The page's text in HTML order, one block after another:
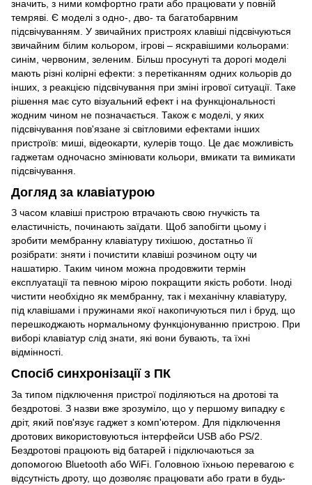
значить, з ними комфортно грати або працювати у повній
темряві. Є моделі з одно-, дво- та багатобарвним
підсвічуванням. У звичайних пристроях клавіші підсвічуються
звичайним білим кольором, ігрові – яскравішими кольорами:
синім, червоним, зеленим. Більш просунуті та дорогі моделі
мають різні колірні ефекти: з перетіканням одних кольорів до
інших, з реакцією підсвічування при зміні ігрової ситуації. Таке
рішення має суто візуальний ефект і на функціональності
жодним чином не позначається. Також є моделі, у яких
підсвічування пов'язане зі світловими ефектами інших
пристроїв: миші, відеокарти, кулерів тощо. Це дає можливість
гаджетам одночасно змінювати кольори, вмикати та вимикати
підсвічування.
Догляд за клавіатурою
З часом клавіші пристрою втрачають свою гнучкість та
еластичність, починають заїдати. Щоб запобігти цьому і
зробити мембранну клавіатуру тихішою, достатньо її
розібрати: зняти і почистити клавіші розчином оцту чи
нашатирю. Таким чином можна продовжити термін
експлуатації та певною мірою покращити якість роботи. Іноді
чистити необхідно як мембранну, так і механічну клавіатуру,
під клавішами і пружинами якої накопичуються пил і бруд, що
перешкоджають нормальному функціонуванню пристрою. При
виборі клавіатур слід знати, які вони бувають, та їхні
відмінності.
Спосіб синхронізації з ПК
За типом підключення пристрої поділяються на дротові та
бездротові. З назви вже зрозуміло, що у першому випадку є
дріт, який пов'язує гаджет з комп'ютером. Для підключення
дротових використовуються інтерфейси USB або PS/2.
Бездротові працюють від батарей і підключаються за
допомогою Bluetooth або WiFi. Головною їхньою перевагою є
відсутність дроту, що дозволяє працювати або грати в будь-